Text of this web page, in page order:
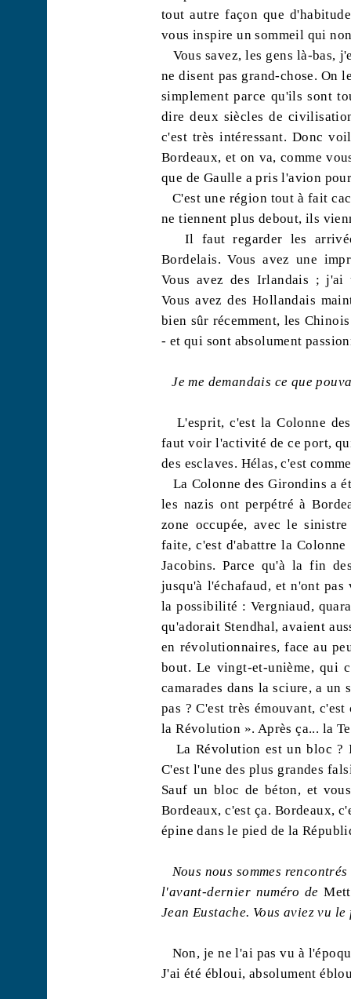
tout autre façon que
vous inspire un sommeil qui
Vous savez, les gens là-bas,
ne disent pas grand-chose. On
simplement parce qu'ils sont
dire deux siècles de
c'est très intéressant. Donc
Bordeaux, et on va, comme
que de Gaulle a pris l'avion
C'est une région tout à fait
ne tiennent plus debout, ils
Il faut regarder les
Bordelais. Vous avez une
Vous avez des Irlandais ; j'ai
Vous avez des Hollandais
bien sûr récemment, les
- et qui sont absolument
Je me demandais ce que
L'esprit, c'est la Colonne
faut voir l'activité de ce port,
des esclaves. Hélas, c'est
La Colonne des Girondins a
les nazis ont perpétré à
zone occupée, avec le
faite, c'est d'abattre la
Jacobins. Parce qu'à la fin
jusqu'à l'échafaud, et n'ont
la possibilité : Vergniaud,
qu'adorait Stendhal, avaient
en révolutionnaires, face au
bout. Le vingt-et-unième, qui
camarades dans la sciure, a
pas ? C'est très émouvant,
la Révolution ». Après ça... la
La Révolution est un bloc
C'est l'une des plus grandes
Sauf un bloc de béton, et
Bordeaux, c'est ça. Bordeaux,
épine dans le pied de la
Nous nous sommes
l'avant-dernier numéro de
Jean Eustache. Vous aviez vu
Non, je ne l'ai pas vu à
J'ai été ébloui, absolument